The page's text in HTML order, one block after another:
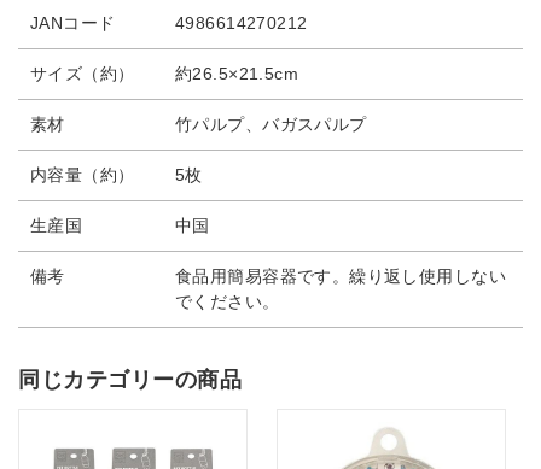
JANコード 4986614270212
サイズ（約） 約26.5×21.5cm
素材 竹パルプ、バガスパルプ
内容量（約） 5枚
生産国 中国
備考
食品用簡易容器です。繰り返し使用しない
でください。
同じカテゴリーの商品